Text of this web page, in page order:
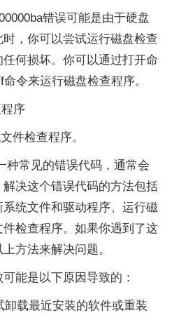
错误可能是由于硬盘
，你可以尝试运行磁盘检查
何损坏。你可以通过打开命
令来运行磁盘检查程序。
序
件检查程序。
种常见的错误代码，通常会
决这个错误代码的方法包括
统文件和驱动程序、运行磁
检查程序。如果你遇到了这
方法来解决问题。
能是以下原因导致的：
卸载最近安装的软件或重装